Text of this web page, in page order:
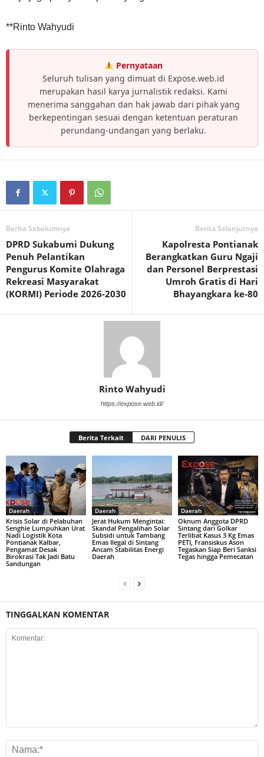
**Rinto Wahyudi
Pernyataan
Seluruh tulisan yang dimuat di Expose.web.id
merupakan hasil karya jurnalistik redaksi. Kami
menerima sanggahan dan hak jawab dari pihak yang
berkepentingan sesuai dengan ketentuan peraturan
perundang-undangan yang berlaku.
Berita Sebelumnya
DPRD Sukabumi Dukung
Penuh Pelantikan
Pengurus Komite Olahraga
Rekreasi Masyarakat
(KORMI) Periode 2026-2030
Berita Selanjutnya
Kapolresta Pontianak
Berangkatkan Guru Ngaji
dan Personel Berprestasi
Umroh Gratis di Hari
Bhayangkara ke-80
Rinto Wahyudi
https://expose.web.id/
Berita Terkait DARI PENULIS
Daerah
Krisis Solar di Pelabuhan
Senghie Lumpuhkan Urat
Nadi Logistik Kota
Pontianak Kalbar,
Pengamat Desak
Birokrasi Tak Jadi Batu
Sandungan
Daerah
Jerat Hukum Mengintai:
Skandal Pengalihan Solar
Subsidi untuk Tambang
Emas Ilegal di Sintang
Ancam Stabilitas Energi
Daerah
Daerah
Oknum Anggota DPRD
Sintang dari Golkar
Terlibat Kasus 3 Kg Emas
PETI, Fransiskus Ason
Tegaskan Siap Beri Sanksi
Tegas hingga Pemecatan
TINGGALKAN KOMENTAR